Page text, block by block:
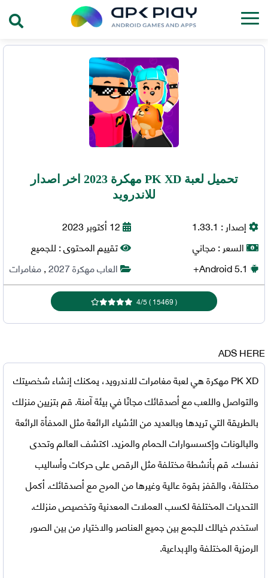
تحميل لعبة PK XD مهكرة 2023 اخر اصدار
للاندرويد
إصدار : 1.33.1
السعر :مجاني
Android5.1+
12 أكتوبر 2023
تقييم المحتوى :للجميع
العاب مهكرة 2027
,مغامرات
(
15469
)
4/5
ADS HERE
PK XD مهكرة
هي لعبة مغامرات للاندرويد، يمكنك إنشاء شخصيتك
والتواصل واللعب مع أصدقائك مجانًا في بيئة آمنة. قم بتزيين منزلك
بالطريقة التي تريدها وبالعديد من الأشياء الرائعة مثل المدفأة الرائعة
والبالونات وإكسسوارات الحمام والمزيد. اكتشف العالم وتحدى
نفسك. قم بأنشطة مختلفة مثل الرقص على حركات وأساليب
مختلفة، والقفز بقوة عالية وغيرها من المرح مع أصدقائك. أكمل
التحديات المختلفة لكسب العملات المعدنية وتخصيص منزلك.
استخدم خيالك للجمع بين جميع العناصر والاختيار من بين الصور
الرمزية المختلفة والإبداعية.